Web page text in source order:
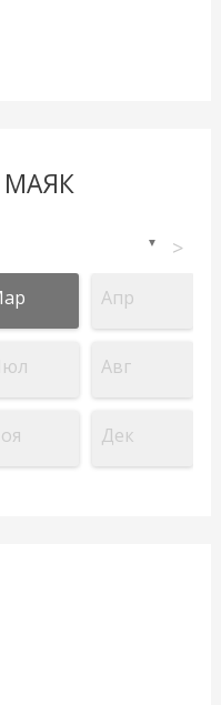
МАЯК
▼ >
Апр
Авг
Дек